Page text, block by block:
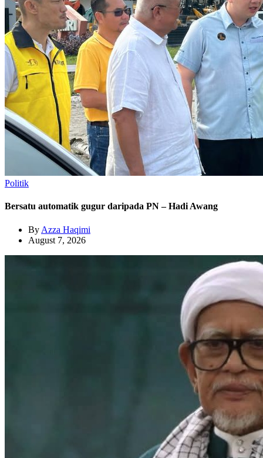
Politik
Bersatu automatik gugur daripada PN – Hadi Awang
By Azza Haqimi
August 7, 2026